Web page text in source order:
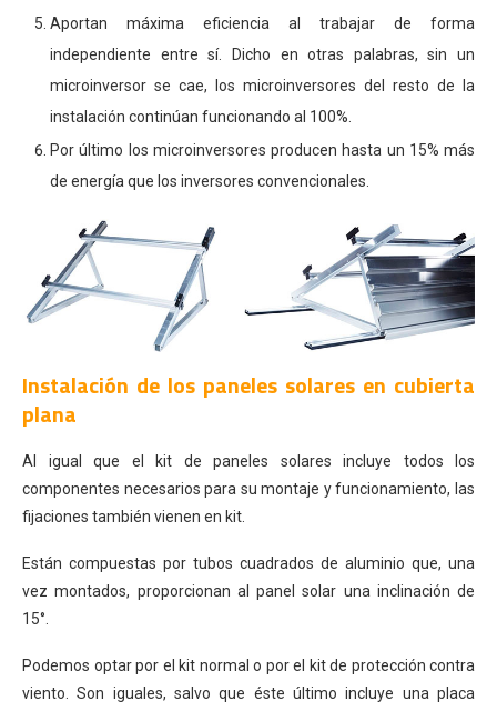
Aportan máxima eficiencia al trabajar de forma
independiente entre sí. Dicho en otras palabras, sin un
microinversor se cae, los microinversores del resto de la
instalación continúan funcionando al 100%.
Por último los microinversores producen hasta un 15% más
de energía que los inversores convencionales.
Instalación de los paneles solares en cubierta
plana
Al igual que el kit de paneles solares incluye todos los
componentes necesarios para su montaje y funcionamiento, las
fijaciones también vienen en kit.
Están compuestas por tubos cuadrados de aluminio que, una
vez montados, proporcionan al panel solar una inclinación de
15°.
Podemos optar por el kit normal o por el kit de protección contra
viento. Son iguales, salvo que éste último incluye una placa